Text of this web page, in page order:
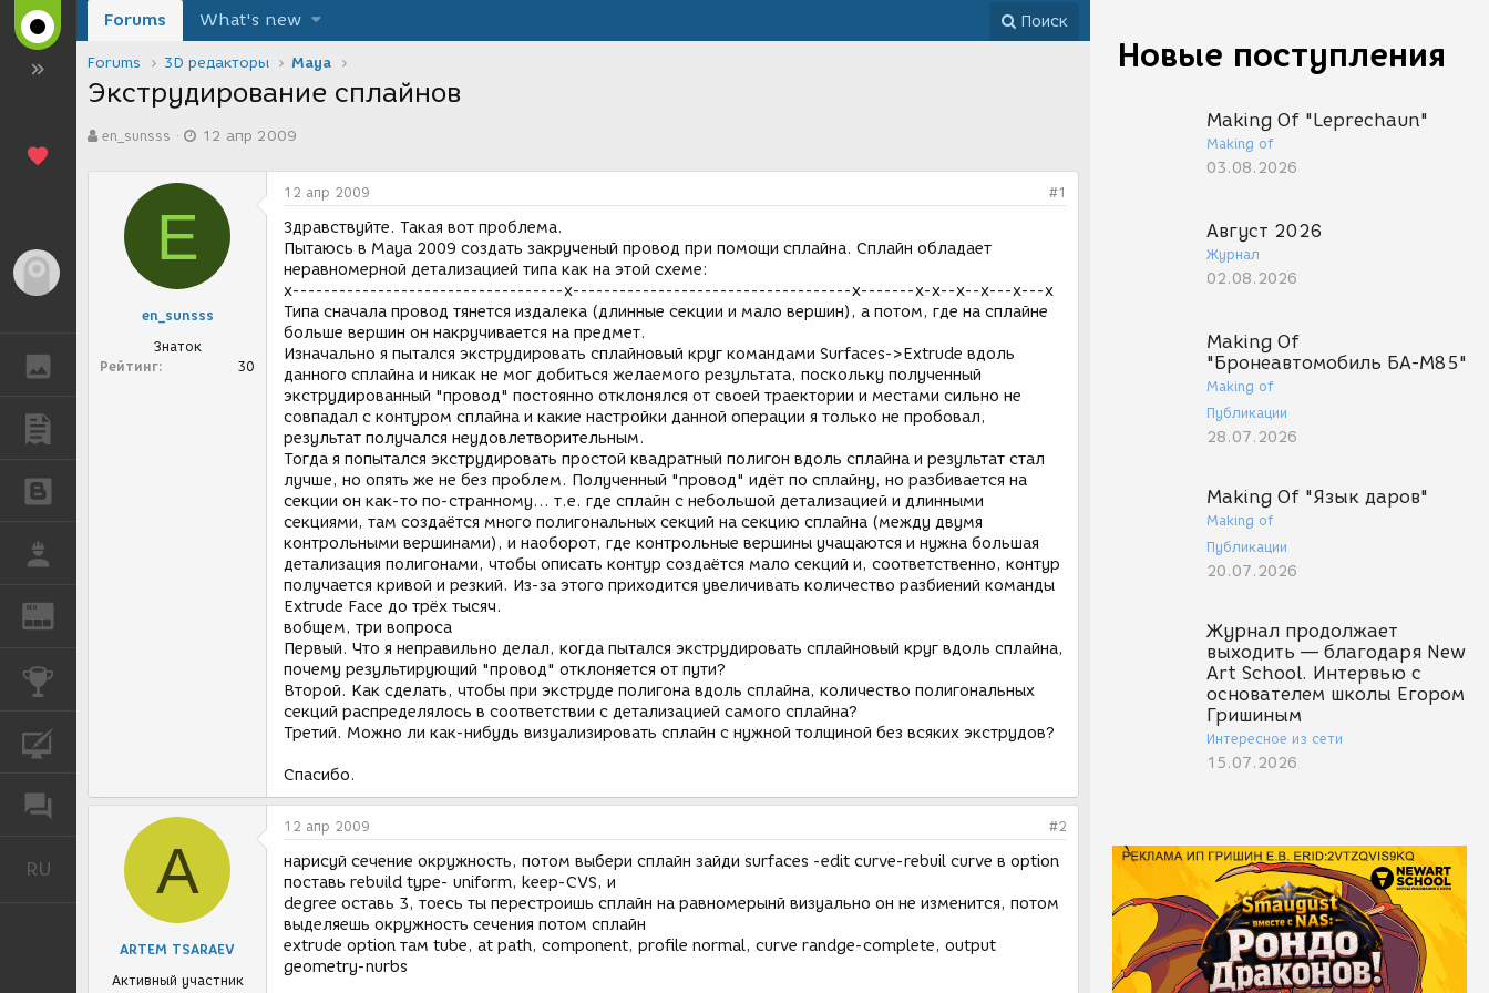
ГАЛЕРЕЯ
REN
ФОРУМ
RU Русский
Новые поступления
Making Of "Leprechaun"
Making of
03.08.2026
Август 2026
Журнал
02.08.2026
Making Of
"Бронеавтомобиль БА-М85"
Making of
Публикации
28.07.2026
Making Of "Язык даров"
Making of
Публикации
20.07.2026
Журнал продолжает
выходить — благодаря New
Art School. Интервью с
основателем школы Егором
Гришиным
Интересное из сети
15.07.2026
Forums What's new Поиск
Forums 3D редакторы Maya
Экструдирование сплайнов
в
en_sunsss
а
а
и
я
12 апр 2009
E
en_sunsss
Знаток
Рейтинг
30
12 апр 2009 #1
Здравствуйте. Такая вот проблема.
Пытаюсь в Maya 2009 создать закрученый провод при помощи сплайна. Сплайн обладает
неравномерной детализацией типа как на этой схеме:
x-----------------------------------x------------------------------------x-------x-x--x--x---x---x
Типа сначала провод тянется издалека (длинные секции и мало вершин), а потом, где на сплайне
больше вершин он накручивается на предмет.
Изначально я пытался экструдировать сплайновый круг командами Surfaces->Extrude вдоль
данного сплайна и никак не мог добиться желаемого результата, поскольку полученный
экструдированный "провод" постоянно отклонялся от своей траектории и местами сильно не
совпадал с контуром сплайна и какие настройки данной операции я только не пробовал,
результат получался неудовлетворительным.
Тогда я попытался экструдировать простой квадратный полигон вдоль сплайна и результат стал
лучше, но опять же не без проблем. Полученный "провод" идёт по сплайну, но разбивается на
секции он как-то по-странному... т.е. где сплайн с небольшой детализацией и длинными
секциями, там создаётся много полигональных секций на секцию сплайна (между двумя
контрольными вершинами), и наоборот, где контрольные вершины учащаются и нужна большая
детализация полигонами, чтобы описать контур создаётся мало секций и, соответственно, контур
получается кривой и резкий. Из-за этого приходится увеличивать количество разбиений команды
Extrude Face до трёх тысяч.
вобщем, три вопроса
Первый. Что я неправильно делал, когда пытался экструдировать сплайновый круг вдоль сплайна,
почему результирующий "провод" отклоняется от пути?
Второй. Как сделать, чтобы при экструде полигона вдоль сплайна, количество полигональных
секций распределялось в соответствии с детализацией самого сплайна?
Третий. Можно ли как-нибудь визуализировать сплайн с нужной толщиной без всяких экструдов?
Спасибо.
A
ARTEM TSARAEV
Активный участник
12 апр 2009 #2
нарисуй сечение окружность, потом выбери сплайн зайди surfaces -edit curve-rebuil curve в option
поставь rebuild type- uniform, keep-CVS, и
degree оставь 3, тоесь ты перестроишь сплайн на равномерынй визуально он не изменится, потом
выделяешь окружность сечения потом сплайн
extrude option там tube, at path, component, profile normal, curve randge-complete, output
geometry-nurbs